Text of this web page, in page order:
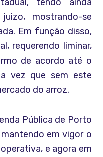
mostrando-se
Em função disso,
requerendo liminar,
de acordo até o
vez que sem este
do arroz.
Pública de Porto
em vigor o
e agora em